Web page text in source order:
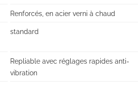
Renforcés, en acier verni à chaud
standard
Repliable avec réglages rapides anti-
vibration